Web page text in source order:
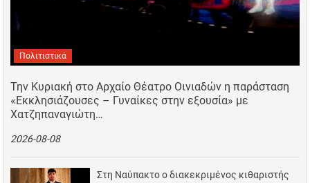
Πολιτιστικά
Την Κυριακή στο Αρχαίο Θέατρο Οινιαδών η παράσταση
«Εκκλησιάζουσες – Γυναίκες στην εξουσία» με
Χατζηπαναγιώτη…
2026-08-08
Στη Ναύπακτο ο διακεκριμένος κιθαριστής